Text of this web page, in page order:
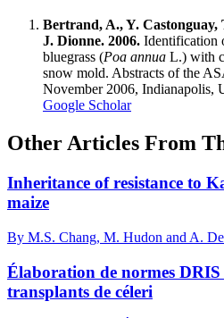
Bertrand, A., Y.
J. Dionne. 2006. Identification
bluegrass (Poa annua L.) with
snow mold. Abstracts of the
November 2006, Indianapolis,
Google Scholar
Other Articles From
Inheritance of resistance to
maize
By M.S. Chang, M. Hudon and A.
Élaboration de normes
transplants de céleri